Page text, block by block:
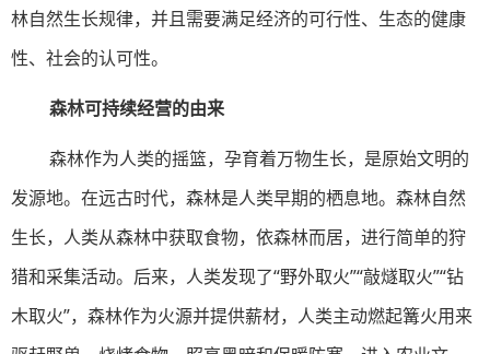
林自然生长规律，并且需要满足经济的可行性、生态的健康
性、社会的认可性。
森林可持续经营的由来
森林作为人类的摇篮，孕育着万物生长，是原始文明的
发源地。在远古时代，森林是人类早期的栖息地。森林自然
生长，人类从森林中获取食物，依森林而居，进行简单的狩
猎和采集活动。后来，人类发现了“野外取火”“敲燧取火”“钻
木取火”，森林作为火源并提供薪材，人类主动燃起篝火用来